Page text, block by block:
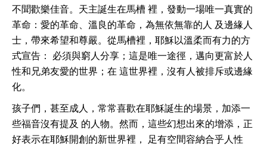
不聞歡樂佳音。天主誕生在馬槽 裡，發動一場唯一真實的
革命：愛的革命、溫良的革命，為無依無靠的人 及邊緣人
士，帶來希望和尊嚴。從馬槽裡，耶穌以溫柔而有力的方
式宣告： 必須與窮人分享；這是唯一途徑，邁向更富於人
性和兄弟友愛的世界；在 這世界裡，沒有人被排斥或邊緣
化。
孩子們，甚至成人，常常喜歡在耶穌誕生的場景，加添一
些福音沒有提及 的人物。然而，這些幻想出來的增添，正
好表示在耶穌開創的新世界裡， 足有空間容納合乎人性